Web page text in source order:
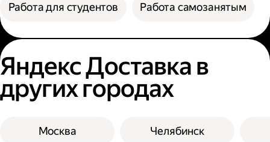
Работа для студентов Работа самозанятым
Яндекс Доставка в
других городах
Москва Челябинск